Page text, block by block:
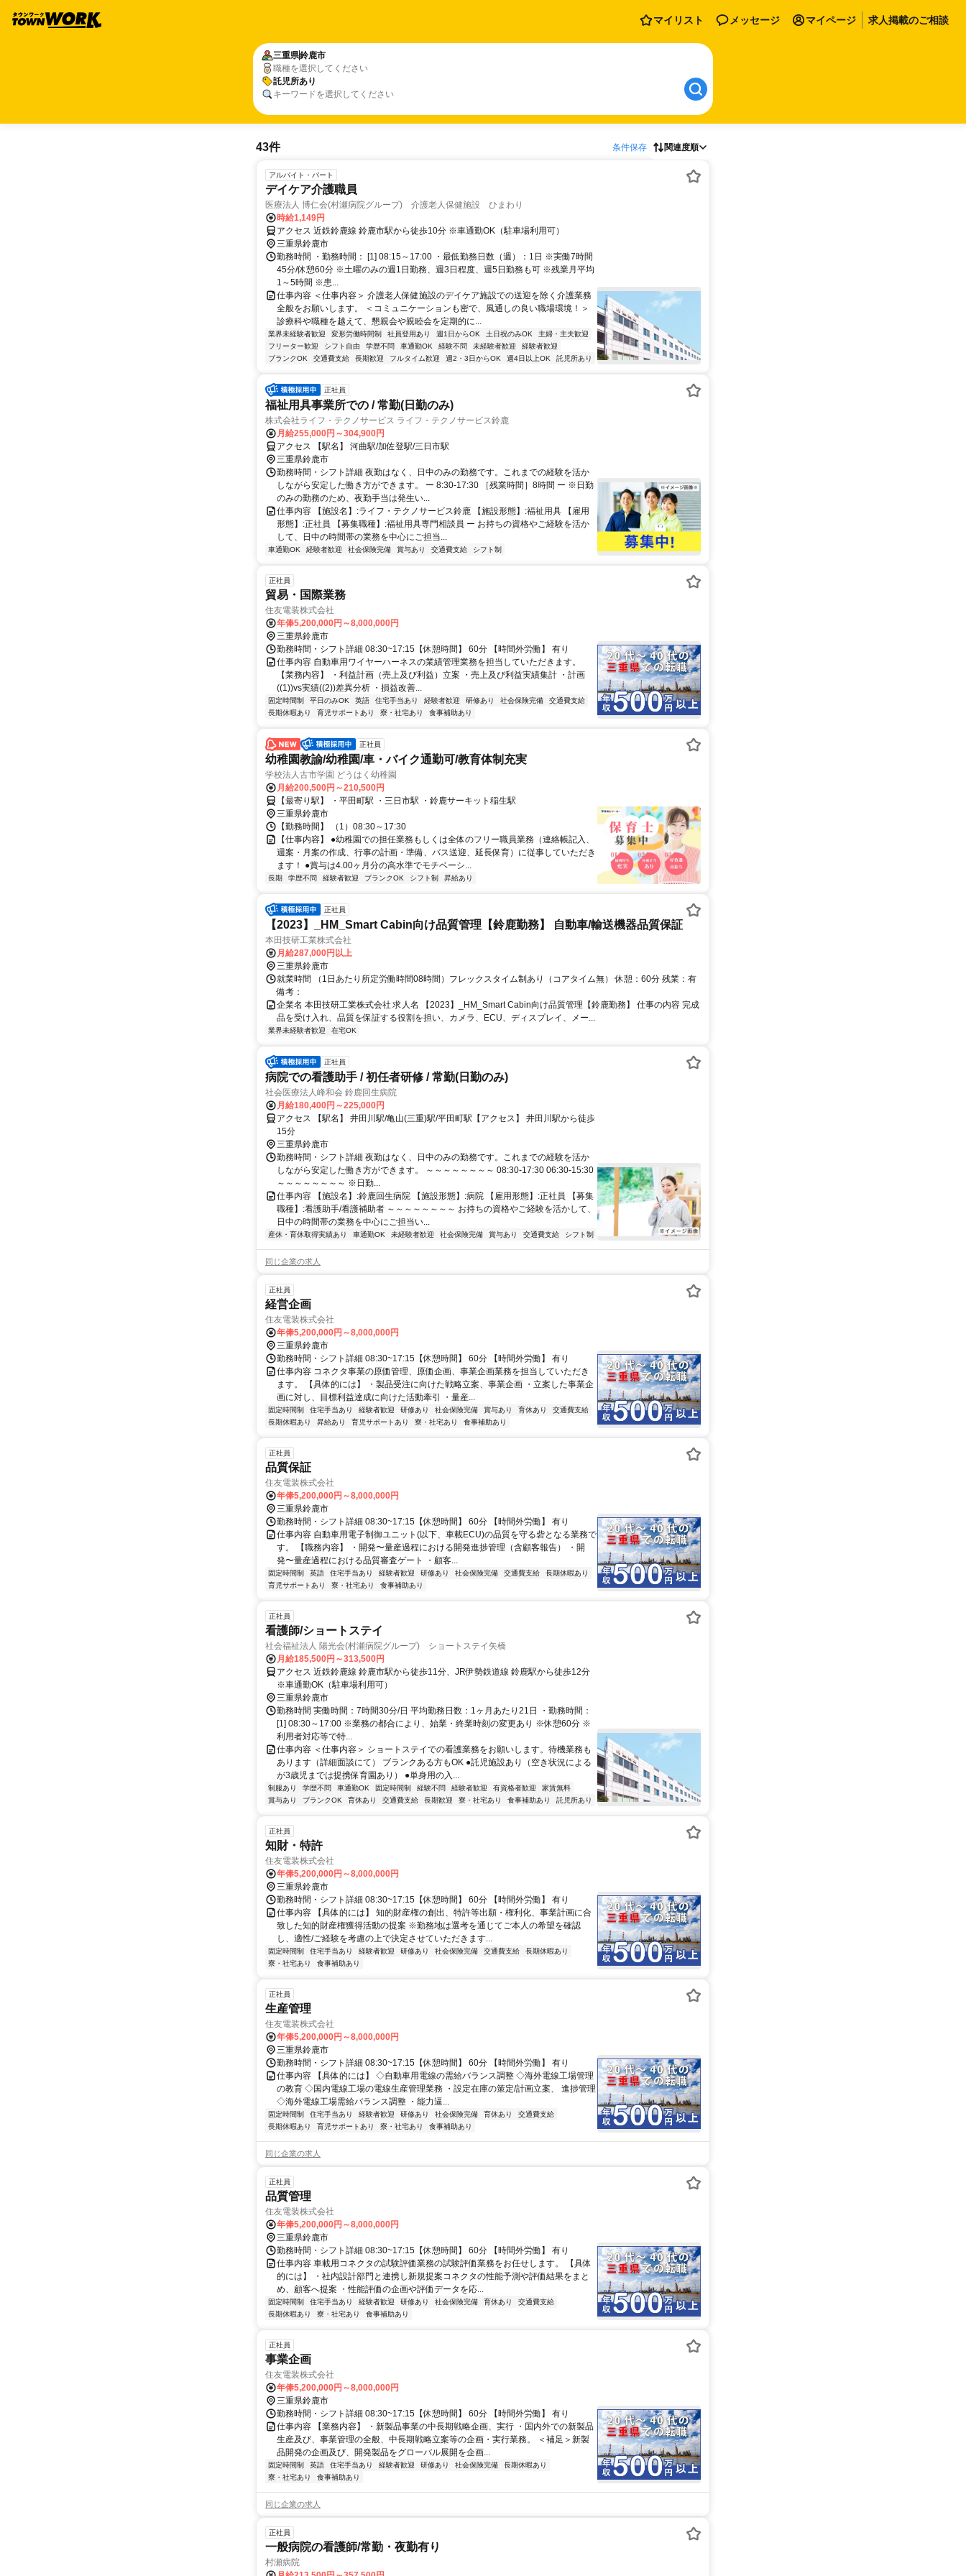
マイリスト メッセージ マイページ 求人掲載のご相談
三重県鈴鹿市
職種を選択してください
託児所あり
キーワードを選択してください
43件 条件保存 関連度順
アルバイト・パート
デイケア介護職員
医療法人 博仁会(村瀬病院グループ) 介護老人保健施設 ひまわり
時給1,149円
アクセス 近鉄鈴鹿線 鈴鹿市駅から徒歩10分 ※車通勤OK（駐車場利用可）
三重県鈴鹿市
勤務時間 ・勤務時間： [1] 08:15～17:00 ・最低勤務日数（週）：1日 ※実働7時間
45分/休憩60分 ※土曜のみの週1日勤務、週3日程度、週5日勤務も可 ※残業月平均
1～5時間 ※患...
仕事内容 ＜仕事内容＞ 介護老人保健施設のデイケア施設での送迎を除く介護業務
全般をお願いします。 ＜コミュニケーションも密で、風通しの良い職場環境！＞
診療科や職種を越えて、懇親会や親睦会を定期的に...
業界未経験者歓迎 変形労働時間制 社員登用あり 週1日からOK 土日祝のみOK
主婦・主夫歓迎
フリーター歓迎
シフト自由 学歴不問 車通勤OK 経験不問 未経験者歓迎
経験者歓迎
ブランクOK
交通費支給 長期歓迎 フルタイム歓迎 週2・3日からOK 週4日以上OK 託児所あり
正社員
福祉用具事業所での / 常勤(日勤のみ)
株式会社ライフ・テクノサービス ライフ・テクノサービス鈴鹿
月給255,000円～304,900円
アクセス 【駅名】 河曲駅/加佐登駅/三日市駅
三重県鈴鹿市
勤務時間・シフト詳細 夜勤はなく、日中のみの勤務です。これまでの経験を活か
しながら安定した働き方ができます。 ー 8:30-17:30 ［残業時間］8時間 ー ※日勤
のみの勤務のため、夜勤手当は発生い...
仕事内容 【施設名】:ライフ・テクノサービス鈴鹿 【施設形態】:福祉用具 【雇用
形態】:正社員 【募集職種】:福祉用具専門相談員 ー お持ちの資格やご経験を活か
して、日中の時間帯の業務を中心にご担当...
車通勤OK 経験者歓迎 社会保険完備 賞与あり 交通費支給 シフト制
正社員
貿易・国際業務
住友電装株式会社
年俸5,200,000円～8,000,000円
三重県鈴鹿市
勤務時間・シフト詳細 08:30~17:15【休憩時間】 60分 【時間外労働】 有り
仕事内容 自動車用ワイヤーハーネスの業績管理業務を担当していただきます。
【業務内容】 ・利益計画（売上及び利益）立案 ・売上及び利益実績集計 ・計画
((1))vs実績((2))差異分析 ・損益改善...
固定時間制 平日のみOK 英語 住宅手当あり 経験者歓迎 研修あり 社会保険完備
交通費支給
長期休暇あり
育児サポートあり 寮・社宅あり 食事補助あり
正社員
幼稚園教諭/幼稚園/車・バイク通勤可/教育体制充実
学校法人古市学園 どうはく幼稚園
月給200,500円～210,500円
【最寄り駅】 ・平田町駅 ・三日市駅 ・鈴鹿サーキット稲生駅
三重県鈴鹿市
【勤務時間】 （1）08:30～17:30
【仕事内容】 ●幼稚園での担任業務もしくは全体のフリー職員業務（連絡帳記入、
週案・月案の作成、行事の計画・準備、バス送迎、延長保育）に従事していただき
ます！ ●賞与は4.00ヶ月分の高水準でモチベーシ...
長期 学歴不問 経験者歓迎 ブランクOK シフト制 昇給あり
正社員
【2023】_HM_Smart Cabin向け品質管理【鈴鹿勤務】 自動車/輸送機器品質保証
本田技研工業株式会社
月給287,000円以上
三重県鈴鹿市
就業時間 （1日あたり所定労働時間08時間）フレックスタイム制あり（コアタイム無） 休憩：60分 残業：有
備考：
企業名 本田技研工業株式会社 求人名 【2023】_HM_Smart Cabin向け品質管理【鈴鹿勤務】 仕事の内容 完成
品を受け入れ、品質を保証する役割を担い、カメラ、ECU、ディスプレイ、メー...
業界未経験者歓迎 在宅OK
正社員
病院での看護助手 / 初任者研修 / 常勤(日勤のみ)
社会医療法人峰和会 鈴鹿回生病院
月給180,400円～225,000円
アクセス 【駅名】 井田川駅/亀山(三重)駅/平田町駅【アクセス】 井田川駅から徒歩
15分
三重県鈴鹿市
勤務時間・シフト詳細 夜勤はなく、日中のみの勤務です。これまでの経験を活か
しながら安定した働き方ができます。 ～～～～～～～～ 08:30-17:30 06:30-15:30
～～～～～～～～ ※日勤...
仕事内容 【施設名】:鈴鹿回生病院 【施設形態】:病院 【雇用形態】:正社員 【募集
職種】:看護助手/看護補助者 ～～～～～～～～ お持ちの資格やご経験を活かして、
日中の時間帯の業務を中心にご担当い...
産休・育休取得実績あり 車通勤OK 未経験者歓迎 社会保険完備 賞与あり 交通費支給 シフト制
同じ企業の求人
正社員
経営企画
住友電装株式会社
年俸5,200,000円～8,000,000円
三重県鈴鹿市
勤務時間・シフト詳細 08:30~17:15【休憩時間】 60分 【時間外労働】 有り
仕事内容 コネクタ事業の原価管理、原価企画、事業企画業務を担当していただき
ます。 【具体的には】 ・製品受注に向けた戦略立案、事業企画 ・立案した事業企
画に対し、目標利益達成に向けた活動牽引 ・量産...
固定時間制 住宅手当あり 経験者歓迎 研修あり 社会保険完備 賞与あり 育休あり
交通費支給
長期休暇あり
昇給あり 育児サポートあり 寮・社宅あり 食事補助あり
正社員
品質保証
住友電装株式会社
年俸5,200,000円～8,000,000円
三重県鈴鹿市
勤務時間・シフト詳細 08:30~17:15【休憩時間】 60分 【時間外労働】 有り
仕事内容 自動車用電子制御ユニット(以下、車載ECU)の品質を守る砦となる業務で
す。 【職務内容】 ・開発〜量産過程における開発進捗管理（含顧客報告） ・開
発〜量産過程における品質審査ゲート ・顧客...
固定時間制 英語 住宅手当あり 経験者歓迎 研修あり 社会保険完備 交通費支給
長期休暇あり
育児サポートあり
寮・社宅あり 食事補助あり
正社員
看護師/ショートステイ
社会福祉法人 陽光会(村瀬病院グループ) ショートステイ矢橋
月給185,500円～313,500円
アクセス 近鉄鈴鹿線 鈴鹿市駅から徒歩11分、JR伊勢鉄道線 鈴鹿駅から徒歩12分
※車通勤OK（駐車場利用可）
三重県鈴鹿市
勤務時間 実働時間：7時間30分/日 平均勤務日数：1ヶ月あたり21日 ・勤務時間：
[1] 08:30～17:00 ※業務の都合により、始業・終業時刻の変更あり ※休憩60分 ※
利用者対応等で特...
仕事内容 ＜仕事内容＞ ショートステイでの看護業務をお願いします。待機業務も
あります（詳細面談にて） ブランクある方もOK ●託児施設あり（空き状況による
が3歳児までは提携保育園あり） ●単身用の入...
制服あり 学歴不問 車通勤OK 固定時間制 経験不問 経験者歓迎 有資格者歓迎
家賃無料
賞与あり
ブランクOK 育休あり 交通費支給 長期歓迎 寮・社宅あり 食事補助あり 託児所あり
正社員
知財・特許
住友電装株式会社
年俸5,200,000円～8,000,000円
三重県鈴鹿市
勤務時間・シフト詳細 08:30~17:15【休憩時間】 60分 【時間外労働】 有り
仕事内容 【具体的には】 知的財産権の創出、特許等出願・権利化、事業計画に合
致した知的財産権獲得活動の提案 ※勤務地は選考を通じてご本人の希望を確認
し、適性/ご経験を考慮の上で決定させていただきます...
固定時間制 住宅手当あり 経験者歓迎 研修あり 社会保険完備 交通費支給
長期休暇あり
寮・社宅あり
食事補助あり
正社員
生産管理
住友電装株式会社
年俸5,200,000円～8,000,000円
三重県鈴鹿市
勤務時間・シフト詳細 08:30~17:15【休憩時間】 60分 【時間外労働】 有り
仕事内容 【具体的には】 ◇自動車用電線の需給バランス調整 ◇海外電線工場管理
の教育 ◇国内電線工場の電線生産管理業務 ・設定在庫の策定/計画立案、 進捗管理
◇海外電線工場需給バランス調整 ・能力逼...
固定時間制 住宅手当あり 経験者歓迎 研修あり 社会保険完備 育休あり
交通費支給
長期休暇あり
育児サポートあり 寮・社宅あり 食事補助あり
同じ企業の求人
正社員
品質管理
住友電装株式会社
年俸5,200,000円～8,000,000円
三重県鈴鹿市
勤務時間・シフト詳細 08:30~17:15【休憩時間】 60分 【時間外労働】 有り
仕事内容 車載用コネクタの試験評価業務の試験評価業務をお任せします。 【具体
的には】 ・社内設計部門と連携し新規提案コネクタの性能予測や評価結果をまと
め、顧客へ提案 ・性能評価の企画や評価データを応...
固定時間制 住宅手当あり 経験者歓迎 研修あり 社会保険完備 育休あり
交通費支給
長期休暇あり
寮・社宅あり 食事補助あり
正社員
事業企画
住友電装株式会社
年俸5,200,000円～8,000,000円
三重県鈴鹿市
勤務時間・シフト詳細 08:30~17:15【休憩時間】 60分 【時間外労働】 有り
仕事内容 【業務内容】 ・新製品事業の中長期戦略企画、実行 ・国内外での新製品
生産及び、事業管理の全般、中長期戦略立案等の企画・実行業務。 ＜補足＞新製
品開発の企画及び、開発製品をグローバル展開を企画...
固定時間制 英語 住宅手当あり 経験者歓迎 研修あり 社会保険完備
長期休暇あり
寮・社宅あり
食事補助あり
同じ企業の求人
正社員
一般病院の看護師/常勤・夜勤有り
村瀬病院